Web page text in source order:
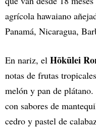
agrícola hawaiano
Panamá, Nicaragua,
En nariz, el Hōkūlei
notas de frutas
melón y pan de
con sabores de
cedro y pastel de